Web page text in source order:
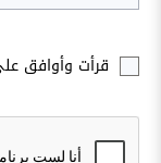
قرأت وأوافق